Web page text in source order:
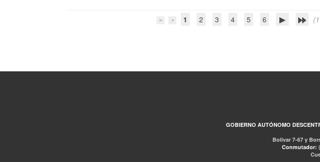
1 2 3 4 5 6
GOBIERNO AUTÓNOMO
Bolívar 7-67 y
Conmutador: